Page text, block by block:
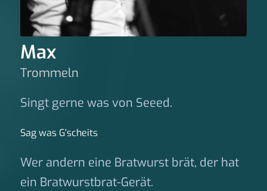
Max
Trommeln
Singt gerne was von Seeed.
Sag was G‘scheits
Wer andern eine Bratwurst brät, der hat
ein Bratwurstbrat-Gerät.